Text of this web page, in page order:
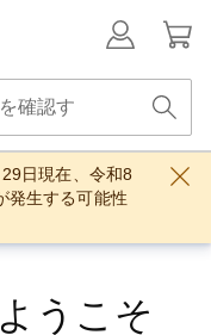
日現在、令和8
発生する可能性
うこそ